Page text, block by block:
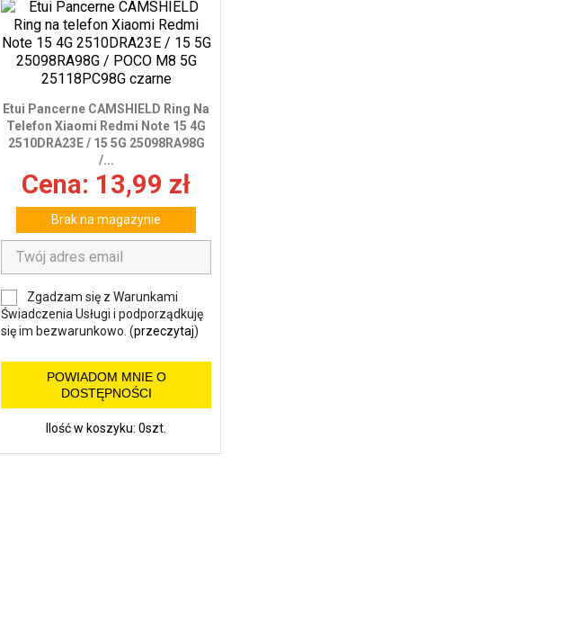
Etui Pancerne CAMSHIELD Ring Na
Telefon Xiaomi Redmi Note 15 4G
2510DRA23E / 15 5G 25098RA98G
/...
Cena: 13,99 zł
Brak na magazynie
Zgadzam się z Warunkami
Świadczenia Usługi i podporządkuję
się im bezwarunkowo. (przeczytaj)
POWIADOM MNIE O
DOSTĘPNOŚCI
Ilość w koszyku: 0szt.